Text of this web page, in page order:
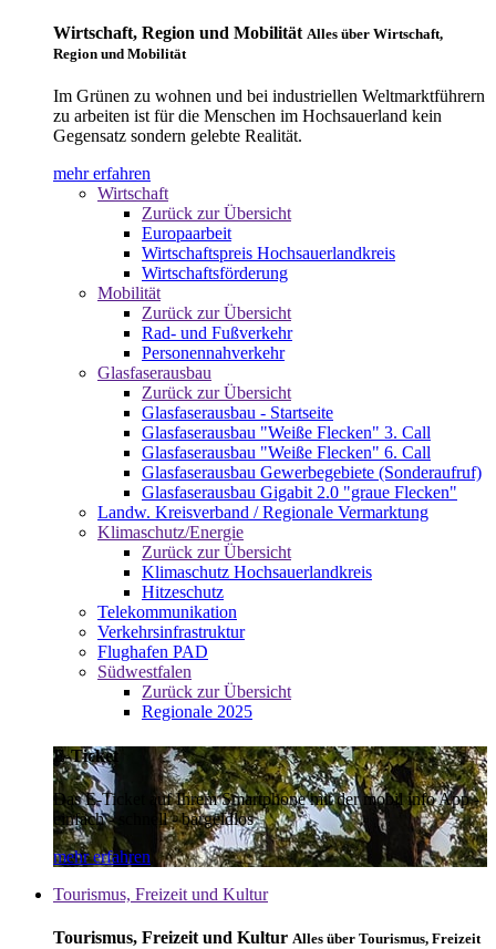
Wirtschaft, Region und Mobilität Alles über Wirtschaft,
Region und Mobilität
Im Grünen zu wohnen und bei industriellen Weltmarktführern
zu arbeiten ist für die Menschen im Hochsauerland kein
Gegensatz sondern gelebte Realität.
mehr erfahren
Wirtschaft
Zurück zur Übersicht
Europaarbeit
Wirtschaftspreis Hochsauerlandkreis
Wirtschaftsförderung
Mobilität
Zurück zur Übersicht
Rad- und Fußverkehr
Personennahverkehr
Glasfaserausbau
Zurück zur Übersicht
Glasfaserausbau - Startseite
Glasfaserausbau "Weiße Flecken" 3. Call
Glasfaserausbau "Weiße Flecken" 6. Call
Glasfaserausbau Gewerbegebiete (Sonderaufruf)
Glasfaserausbau Gigabit 2.0 "graue Flecken"
Landw. Kreisverband / Regionale Vermarktung
Klimaschutz/Energie
Zurück zur Übersicht
Klimaschutz Hochsauerlandkreis
Hitzeschutz
Telekommunikation
Verkehrsinfrastruktur
Flughafen PAD
Südwestfalen
Zurück zur Übersicht
Regionale 2025
E-Ticket
Das E-Ticket auf Ihrem Smartphone mit der mobil info App -
einfach - schnell - bargeldlos
mehr erfahren
Tourismus, Freizeit und Kultur
Tourismus, Freizeit und Kultur Alles über Tourismus, Freizeit